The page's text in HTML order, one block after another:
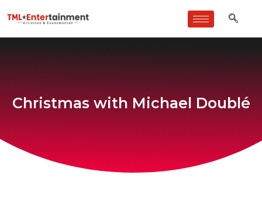
Christmas with Michael Doublé